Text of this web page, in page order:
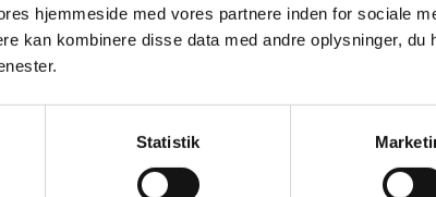
hjemmeside med vores partnere inden for sociale
kan kombinere disse data med andre oplysninger, du
Statistik
Læs om